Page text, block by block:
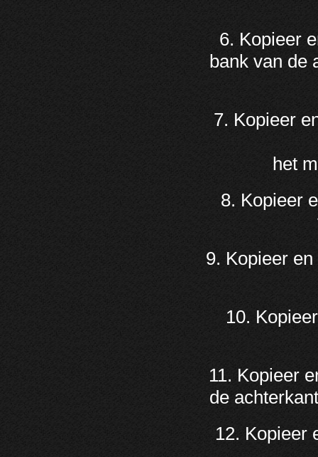
6. Kopieer
bank van de
7. Kopieer
het
8. Kopieer
9. Kopieer
10.
11. Kopieer
de
12. Kopieer